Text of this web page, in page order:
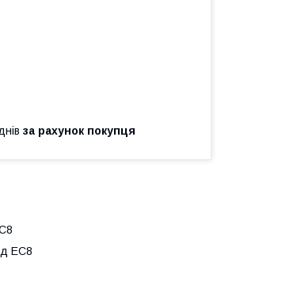
за рахунок покупця
ЕС8